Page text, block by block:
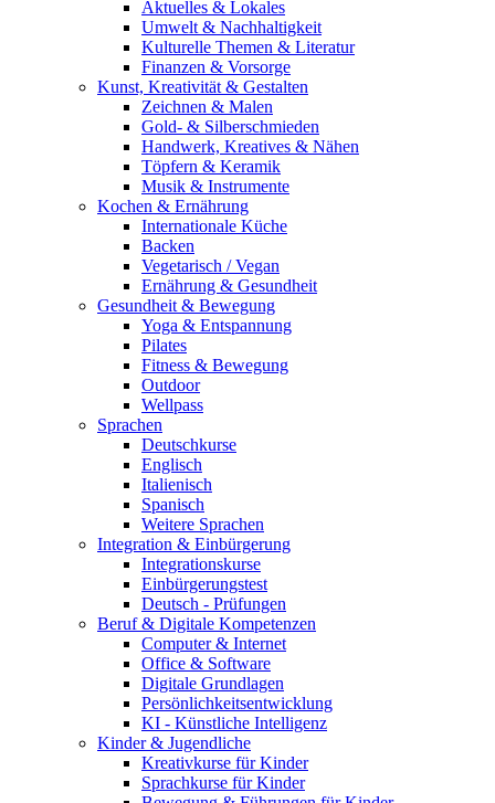
Aktuelles & Lokales
Umwelt & Nachhaltigkeit
Kulturelle Themen & Literatur
Finanzen & Vorsorge
Kunst, Kreativität & Gestalten
Zeichnen & Malen
Gold- & Silberschmieden
Handwerk, Kreatives & Nähen
Töpfern & Keramik
Musik & Instrumente
Kochen & Ernährung
Internationale Küche
Backen
Vegetarisch / Vegan
Ernährung & Gesundheit
Gesundheit & Bewegung
Yoga & Entspannung
Pilates
Fitness & Bewegung
Outdoor
Wellpass
Sprachen
Deutschkurse
Englisch
Italienisch
Spanisch
Weitere Sprachen
Integration & Einbürgerung
Integrationskurse
Einbürgerungstest
Deutsch - Prüfungen
Beruf & Digitale Kompetenzen
Computer & Internet
Office & Software
Digitale Grundlagen
Persönlichkeitsentwicklung
KI - Künstliche Intelligenz
Kinder & Jugendliche
Kreativkurse für Kinder
Sprachkurse für Kinder